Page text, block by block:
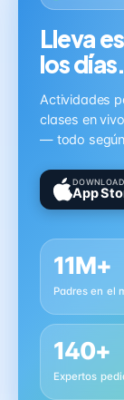
Lleva
los días.
Actividades
clases en
— todo
App
11M+
Padres en el
140+
Expertos